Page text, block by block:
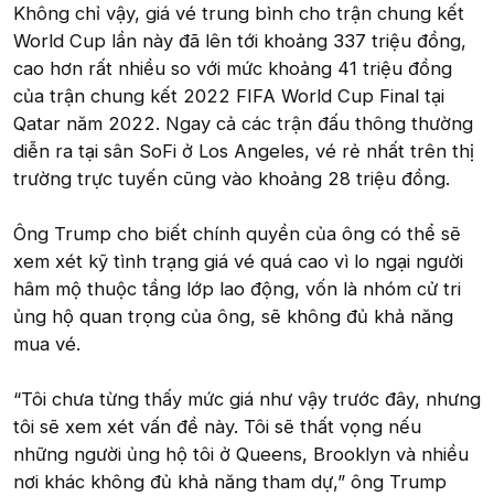
Không chỉ vậy, giá vé trung bình cho trận chung kết
World Cup lần này đã lên tới khoảng 337 triệu đồng,
cao hơn rất nhiều so với mức khoảng 41 triệu đồng
của trận chung kết 2022 FIFA World Cup Final tại
Qatar năm 2022. Ngay cả các trận đấu thông thường
diễn ra tại sân SoFi ở Los Angeles, vé rẻ nhất trên thị
trường trực tuyến cũng vào khoảng 28 triệu đồng.
Ông Trump cho biết chính quyền của ông có thể sẽ
xem xét kỹ tình trạng giá vé quá cao vì lo ngại người
hâm mộ thuộc tầng lớp lao động, vốn là nhóm cử tri
ủng hộ quan trọng của ông, sẽ không đủ khả năng
mua vé.
“Tôi chưa từng thấy mức giá như vậy trước đây, nhưng
tôi sẽ xem xét vấn đề này. Tôi sẽ thất vọng nếu
những người ủng hộ tôi ở Queens, Brooklyn và nhiều
nơi khác không đủ khả năng tham dự,” ông Trump